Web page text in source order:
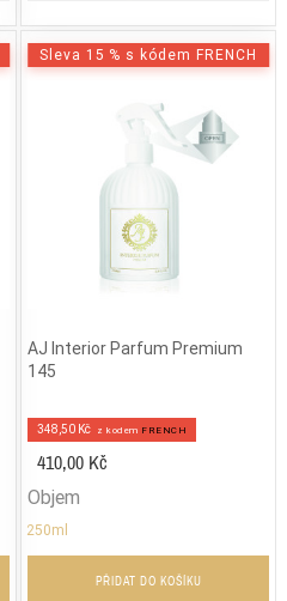
Sleva 15 % s kódem FRENCH
AJ Interior Parfum Premium
145
348,50 Kč z kodem FRENCH
410,00 Kč
Objem
250ml
PŘIDAT DO KOŠÍKU